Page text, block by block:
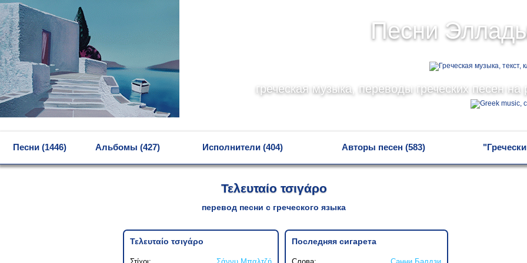
Песни
греческая музыка, переводы греческих песен на
Песни (1446) Альбомы (427) Исполнители (404) Авторы песен (583)
Τελευταίο τσιγάρο
перевод песни с греческого языка
Τελευταίο τσιγάρο Последняя сигарета